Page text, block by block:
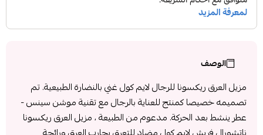
الوصف
مزيل العرق ريكسونا للرجال لايم كول غني بالنضارة الطبيعية. تم
تصميمه خصيصا كمنتج للعناية بالرجال مع تقنية موشن سينس -
عطر ينشط بعد الحركة. مدعوم من الطبيعة ، مزيل العرق ريكسونا